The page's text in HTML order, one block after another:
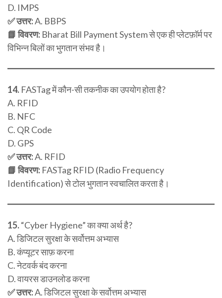
D. IMPS
✅ उत्तर:A. BBPS
📘 विवरण: Bharat Bill Payment System से एक ही प्लेटफ़ॉर्म पर
विभिन्न बिलों का भुगतान संभव है।
14. FASTag में कौन-सी तकनीक का उपयोग होता है?
A. RFID
B. NFC
C. QR Code
D. GPS
✅ उत्तर:A. RFID
📘 विवरण: FASTag RFID (Radio Frequency
Identification) से टोल भुगतान स्वचालित करता है।
15.“Cyber Hygiene” का क्या अर्थ है?
A. डिजिटल सुरक्षा के सर्वोत्तम अभ्यास
B. कंप्यूटर साफ़ करना
C. नेटवर्क बंद करना
D. वायरस डाउनलोड करना
✅ उत्तर:A. डिजिटल सुरक्षा के सर्वोत्तम अभ्यास